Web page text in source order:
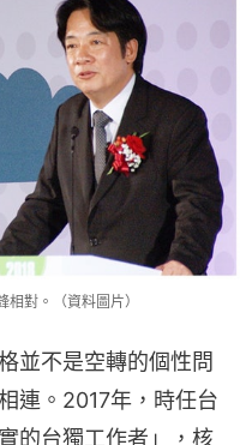
對。（資料圖片）
並不是空轉的個性問
連。2017年，時任台
的台獨工作者」，核